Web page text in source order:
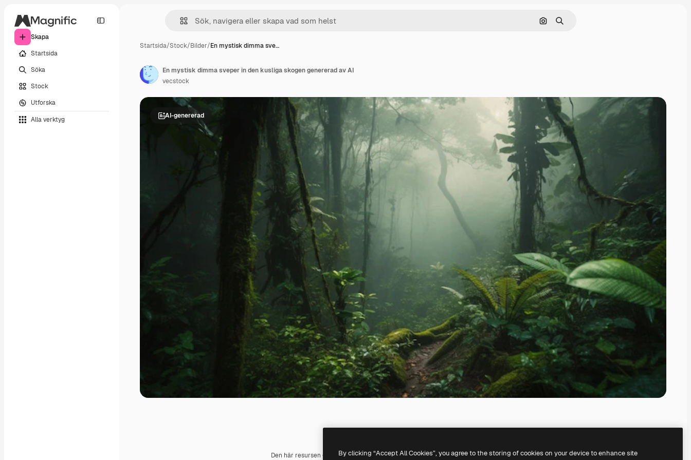
Skapa
Startsida
Söka
Stock
Utforska
Alla verktyg
Sök efter bild
Söka
Startsida/Stock/Bilder/En mystisk dimma sve…
AI-genererad
Den här resursen genererades med AI. Du kan skapa din egen med vår AI Image Generator.
En mystisk dimma sveper in den kusliga skogen genererad av AI
vecstock
By clicking “Accept All Cookies”, you agree to the storing of cookies on your device to enhance site